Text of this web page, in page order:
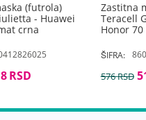
(futrola)
- Huawei
crna
RSD
Zastitna
Teracell
Honor
ŠIFRA:
576RSD